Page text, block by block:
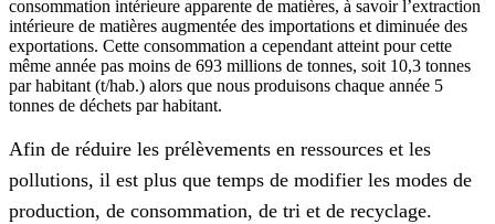
consommation intérieure apparente de matières, à savoir l’extraction
intérieure de matières augmentée des importations et diminuée des
exportations. Cette consommation a cependant atteint pour cette
même année pas moins de 693 millions de tonnes, soit 10,3 tonnes
par habitant (t/hab.) alors que nous produisons chaque année 5
tonnes de déchets par habitant.
Afin de réduire les prélèvements en ressources et les
pollutions, il est plus que temps de modifier les modes de
production, de consommation, de tri et de recyclage.